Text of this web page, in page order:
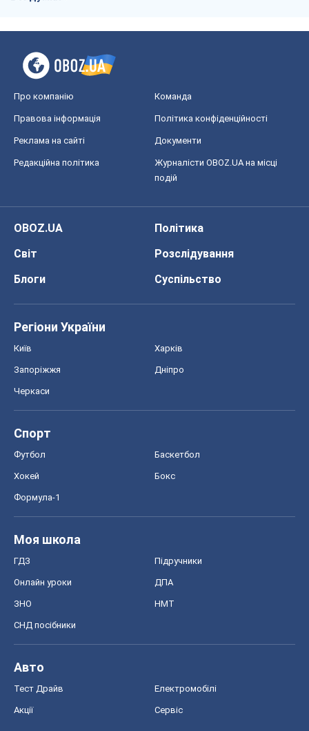
Про компанію Команда
Правова інформація Політика конфіденційності
Реклама на сайті Документи
Редакційна політика
Журналісти OBOZ.UA на місці
подій
OBOZ.UA
Політика
Світ
Розслідування
Блоги
Суспільство
Регіони України
Київ Харків
Запоріжжя Дніпро
Черкаси
Спорт
Футбол Баскетбол
Хокей Бокс
Формула-1
Моя школа
ГДЗ Підручники
Онлайн уроки ДПА
ЗНО НМТ
СНД посібники
Авто
Тест Драйв Електромобілі
Акції Сервіс